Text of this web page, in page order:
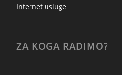
Internet usluge
ZA KOGA RADIMO?